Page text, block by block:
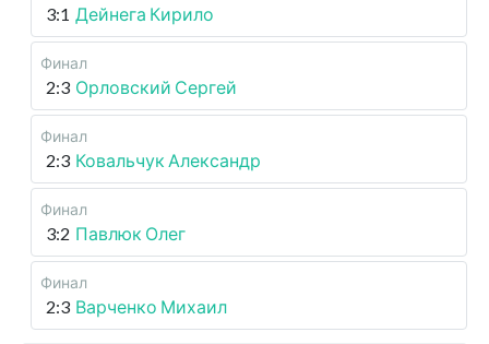
3:1 Дейнега Кирило
Финал
2:3 Орловский Сергей
Финал
2:3 Ковальчук Александр
Финал
3:2 Павлюк Олег
Финал
2:3 Варченко Михаил